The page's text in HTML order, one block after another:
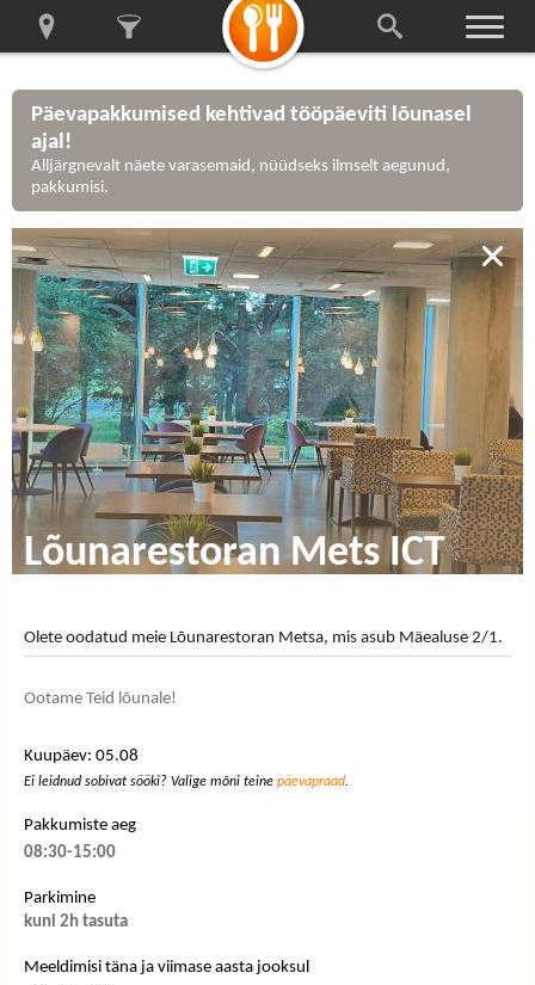
Päevapakkumised kehtivad tööpäeviti lõunasel
ajal!
Alljärgnevalt näete varasemaid, nüüdseks ilmselt aegunud,
pakkumisi.
Lõunarestoran Mets ICT
Olete oodatud meie Lõunarestoran Metsa, mis asub Mäealuse 2/1.
Ootame Teid lõunale!
Kuupäev: 05.08
Ei leidnud sobivat sööki? Valige mõni teine päevapraad.
Pakkumiste aeg
08:30-15:00
Parkimine
kuni 2h tasuta
Meeldimisi täna ja viimase aasta jooksul